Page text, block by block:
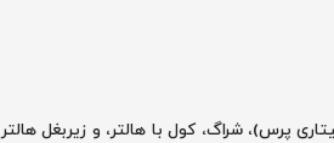
پرس)، شراگ، کول با هالتر، و زیربغل هالتر